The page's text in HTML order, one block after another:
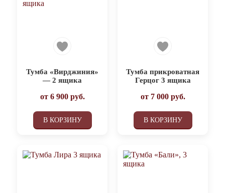
Тумба «Вирджиния»
— 2 ящика
от 6 900руб.
В КОРЗИНУ
Тумба прикроватная
Герцог 3 ящика
от 7 000руб.
В КОРЗИНУ